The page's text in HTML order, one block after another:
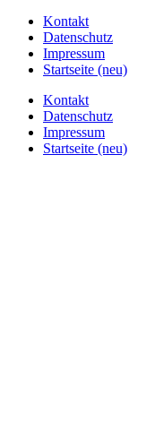
Kontakt
Datenschutz
Impressum
Startseite (neu)
Kontakt
Datenschutz
Impressum
Startseite (neu)